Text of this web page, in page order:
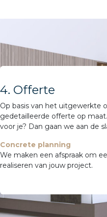
4. Offerte
Op basis van het uitgewerkte
gedetailleerde offerte op
voor je? Dan gaan we aan de
Concrete planning
We maken een afspraak om
realiseren van jouw project.